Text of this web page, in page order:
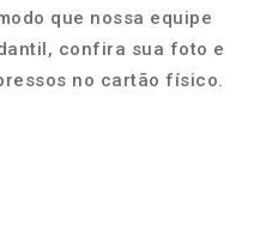
que nossa equipe
confira sua foto e
no cartão físico.